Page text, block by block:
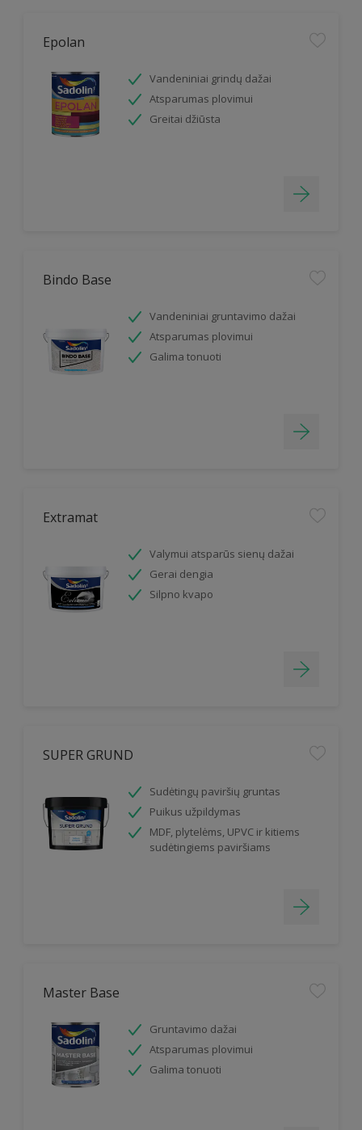
Epolan
Vandeniniai grindų dažai
Atsparumas plovimui
Greitai džiūsta
Bindo Base
Vandeniniai gruntavimo dažai
Atsparumas plovimui
Galima tonuoti
Extramat
Valymui atsparūs sienų dažai
Gerai dengia
Silpno kvapo
SUPER GRUND
Sudėtingų paviršių gruntas
Puikus užpildymas
MDF, plytelėms, UPVC ir kitiems
sudėtingiems paviršiams
Master Base
Gruntavimo dažai
Atsparumas plovimui
Galima tonuoti